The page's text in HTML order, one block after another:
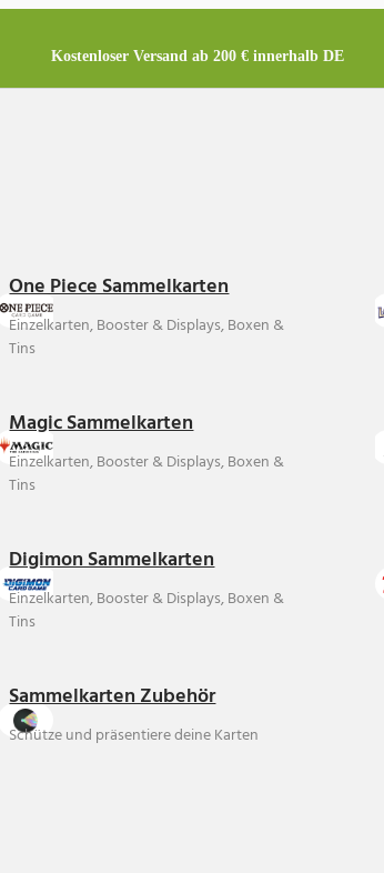
Kostenloser Versand ab 200 € innerhalb DE
One Piece Sammelkarten
Einzelkarten, Booster & Displays, Boxen &
Tins
Magic Sammelkarten
Einzelkarten, Booster & Displays, Boxen &
Tins
Digimon Sammelkarten
Einzelkarten, Booster & Displays, Boxen &
Tins
Sammelkarten Zubehör
Schütze und präsentiere deine Karten